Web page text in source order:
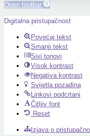
Open toolbar
Digitalna pristupačnost
Povećaj tekst
Smanji tekst
Sivi tonovi
Visok kontrast
Negativa kontrast
Svijetla pozadina
Linkovi podcrtani
Čitljiv font
Reset
Izjava o